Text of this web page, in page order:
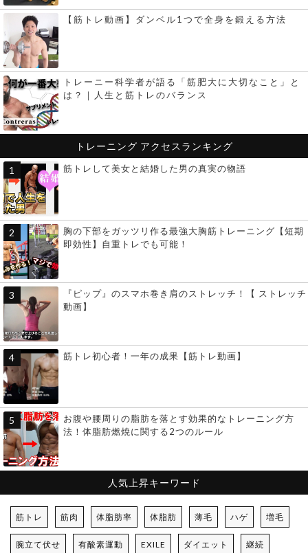
【筋トレ動画】ダンベル1つで全身を鍛える方法
トレーニー科学者が語る「筋肥大に大切なこと」と
は？｜人生と筋トレのバランス
トレーニング アクセスランキング
筋トレして美女と結婚した男の真実の物語
胸の下部をガッツリ作る最強大胸筋トレーニング【短期
即効性】自重トレでも可能！
『ピップ』のスマホ巻き肩のストレッチ！【 ストレッチ
動画】
筋トレ初心者！一年の成果【筋トレ動画】
お腹や腰周りの脂肪を落とす効果的なトレーニング方
法！体脂肪燃焼に関する2つのルール
人気上昇キーワード
筋トレ 筋肉 体脂肪率 体脂肪 薄毛 ハゲ 増毛
腕立て伏せ 有酸素運動 EXILE ダイエット 継続